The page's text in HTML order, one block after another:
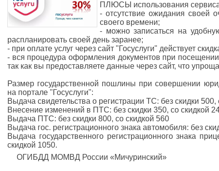
ПЛЮСЫ использования
- отсутствие ожидания своей
своего времени;
- можно записаться на
распланировать своей день заранее;
- при оплате услуг через сайт "Госуслуги" действует
- вся процедура оформления документов при
так как вы предоставляете данные через сайт, что
Размер государственной пошлины при совершении
на портале "Госуслуги":
Выдача свидетельства о регистрации ТС: без скидки
Внесение изменений в ПТС: без скидки 350, со скидкой
Выдача ПТС: без скидки 800, со скидкой 560
Выдача гос. регистрационного знака автомобиля: без
Выдача государственного регистрационного знака
скидкой 1050.
ОГИБДД МОМВД России «Мичуринский»